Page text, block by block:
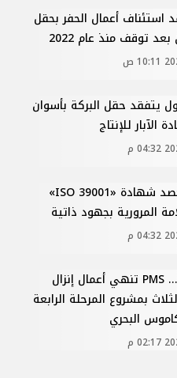
استئناف أعمال الحفر بحقل
توقف منذ عام 2022
يتفقد حقل البركة بأسوان
الآبار للإنتاج
النيل للبترول» تحصد شهادة «ISO 39001»
المرورية بجهود ذاتية
إنجاز بحري جديد ... PMS تنهي أعمال إنزال
بمشروع المرحلة الرابعة
البحري